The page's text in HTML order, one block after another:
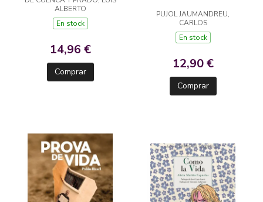
ALBERTO
En stock
14,96 €
Comprar
PUJOL JAUMANDREU,
CARLOS
En stock
12,90 €
Comprar